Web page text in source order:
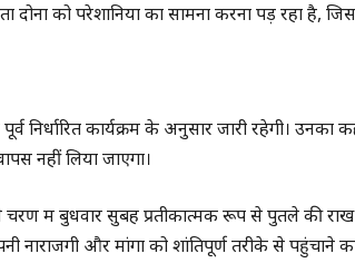
को परेशानियों का सामना करना पड़ रहा है,
निर्धारित कार्यक्रम के अनुसार जारी रहेगी।
नहीं लिया जाएगा।
में बुधवार सुबह प्रतीकात्मक रूप से पुतले की
और मांगों को शांतिपूर्ण तरीके से पहुंचाने